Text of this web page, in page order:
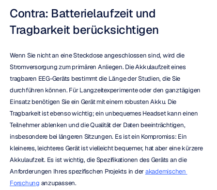
Contra: Batterielaufzeit und
Tragbarkeit berücksichtigen
Wenn Sie nicht an eine Steckdose angeschlossen sind, wird die
Stromversorgung zum primären Anliegen. Die Akkulaufzeit eines
tragbaren EEG-Geräts bestimmt die Länge der Studien, die Sie
durchführen können. Für Langzeitexperimente oder den ganztägigen
Einsatz benötigen Sie ein Gerät mit einem robusten Akku. Die
Tragbarkeit ist ebenso wichtig; ein unbequemes Headset kann einen
Teilnehmer ablenken und die Qualität der Daten beeinträchtigen,
insbesondere bei längeren Sitzungen. Es ist ein Kompromiss: Ein
kleineres, leichteres Gerät ist vielleicht bequemer, hat aber eine kürzere
Akkulaufzeit. Es ist wichtig, die Spezifikationen des Geräts an die
Anforderungen Ihres spezifischen Projekts in der akademischen
Forschung anzupassen.